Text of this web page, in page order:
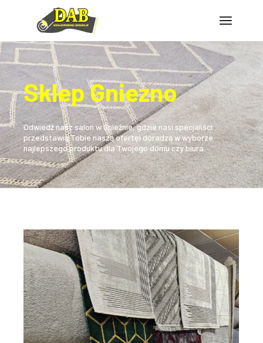
Sklep Gniezno
Odwiedź nasz salon w Gnieźnie, gdzie nasi specjaliści
przedstawią Tobie naszą ofertęi doradzą w wyborze
najlepszego produktu dla Twojego domu czy biura.